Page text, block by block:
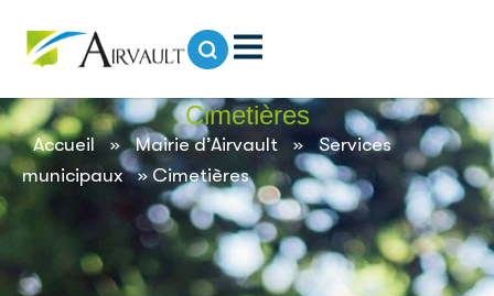
Cimetières
Accueil » Mairie d’Airvault »
Services
municipaux » Cimetières